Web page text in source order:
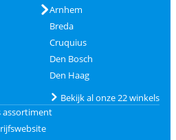
Arnhem
Breda
Cruquius
Den Bosch
Den Haag
Bekijk al onze 22 winkels
assortiment